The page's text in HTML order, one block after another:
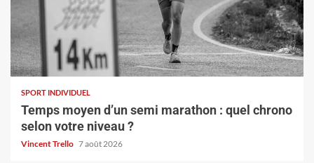
SPORT INDIVIDUEL
Temps moyen d’un semi marathon : quel chrono
selon votre niveau ?
Vincent Trello 7 août 2026